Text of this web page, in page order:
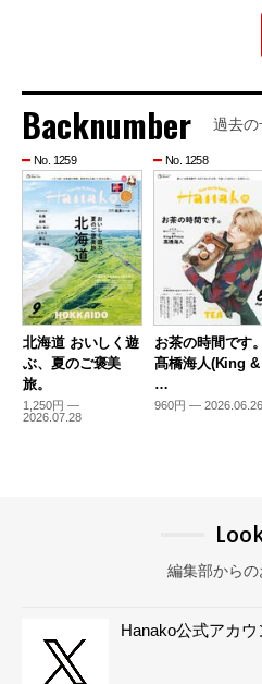
Backnumber 過去の
No. 1259
北海道 おいしく遊
ぶ、夏のご褒美
旅。
1,250円 —
2026.07.28
No. 1258
お茶の時間です
髙橋海人(King &
…
960円 — 2026.06.26
編集部から
Hanako公式アカウ